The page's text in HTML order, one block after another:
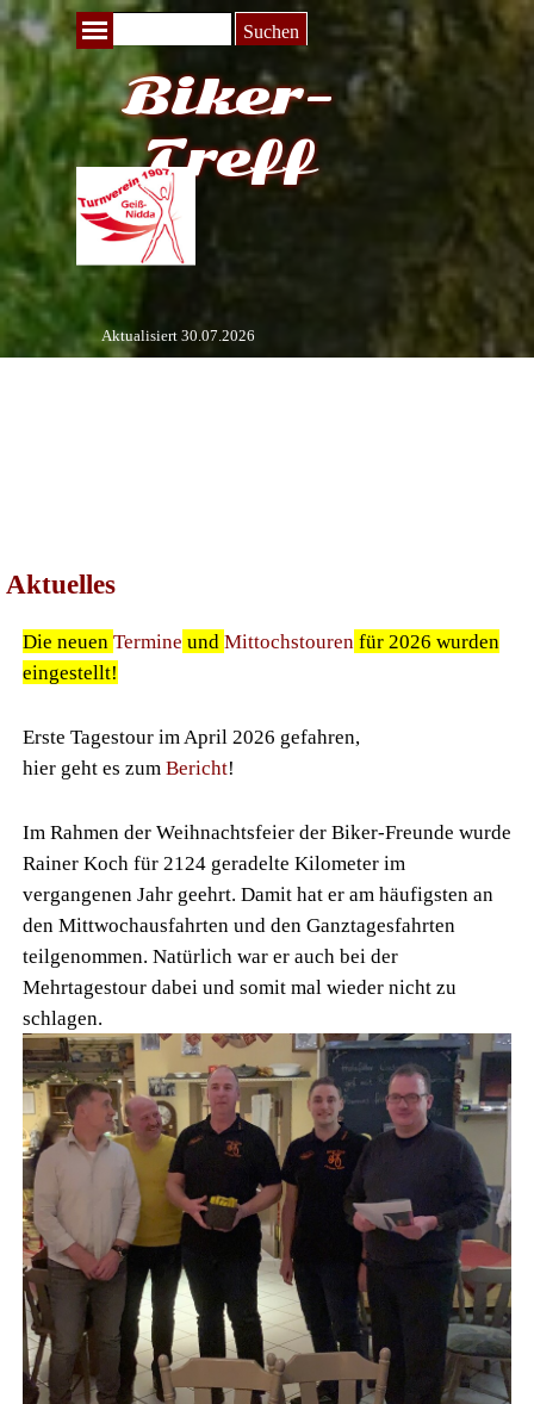
Direkt zum Seiteninhalt
Menü überspringenSuchen
Biker-
Treff
Aktualisiert 30.07.2026
Aktuelles
Die neuen Termine und Mittochstouren für 2026 wurden
eingestellt!
Erste Tagestour im April 2026 gefahren,
hier geht es zum Bericht!
Im Rahmen der Weihnachtsfeier der Biker-Freunde wurde
Rainer Koch für 2124 geradelte Kilometer im
vergangenen Jahr geehrt. Damit hat er am häufigsten an
den Mittwochausfahrten und den Ganztagesfahrten
teilgenommen. Natürlich war er auch bei der
Mehrtagestour dabei und somit mal wieder nicht zu
schlagen.